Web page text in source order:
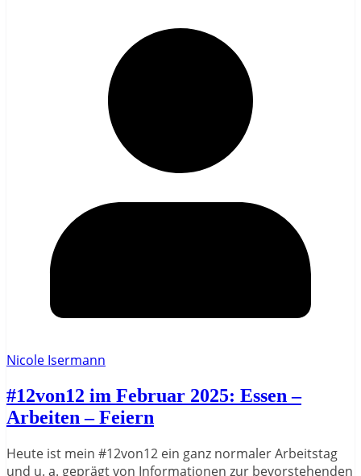
Nicole Isermann
#12von12 im Februar 2025: Essen –
Arbeiten – Feiern
Heute ist mein #12von12 ein ganz normaler Arbeitstag
und u. a. geprägt von Informationen zur bevorstehenden